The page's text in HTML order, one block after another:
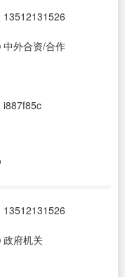
13512131526
中外合资/合作
i887f85c
13512131526
政府机关